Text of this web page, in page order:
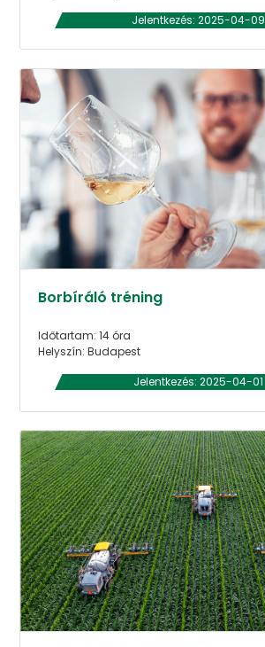
Jelentkezés: 2025-04-09
Borbíráló tréning
Időtartam: 14 óra
Helyszín: Budapest
Jelentkezés: 2025-04-01